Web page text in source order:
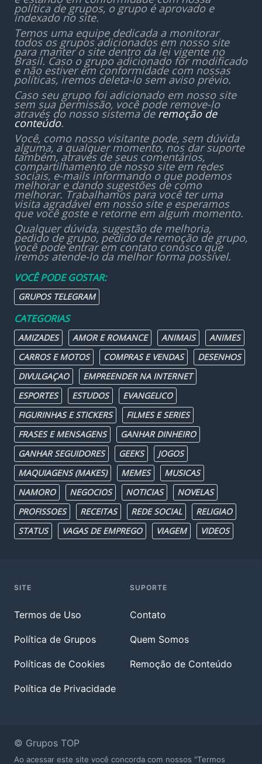
política de grupos, o grupo é aprovado e
indexado no site.
Temos uma equipe dedicada a monitorar
todos os grupos adicionados em nosso site
para manter o site dentro da lei vigente no
Brasil. Caso o grupo adicionado for modificado
e não estiver em conformidade com nossas
políticas, iremos deleta-lo sem aviso prévio.
Caso seu grupo foi adicionado em nosso site
sem sua permissão, você pode remove-lo
através do nosso sistema de remoção de
conteúdo.
Você, como nosso visitante pode, sem dúvida
alguma, a qualquer momento, nos dar suporte
também, através de seus comentários,
compartilhamento de nosso site em redes
sociais, e-mails informando o que podemos
melhorar e dando sugestões de como
melhorar. Trabalhamos para você ter uma
visita agradável em nosso site e esperamos
que você goste e retorne em algum momento.
Qualquer dúvida, sugestão de melhoria,
pedido de grupo, pedido de remoção de grupo,
você pode entrar em contato conosco que
iremos atende-lo da melhor forma possível.
VOCÊ PODE GOSTAR:
GRUPOS TELEGRAM
CATEGORIAS
AMIZADES AMOR E ROMANCE ANIMAIS
ANIMES
CARROS E MOTOS
COMPRAS E VENDAS
DESENHOS
DIVULGAÇAO
EMPREENDER NA INTERNET
ESPORTES
ESTUDOS
EVANGELICO
FIGURINHAS E STICKERS
FILMES E SERIES
FRASES E MENSAGENS
GANHAR DINHEIRO
GANHAR SEGUIDORES
GEEKS
JOGOS
MAQUIAGENS (MAKES)
MEMES
MUSICAS
NAMORO
NEGOCIOS NOTICIAS
NOVELAS
PROFISSOES
RECEITAS REDE SOCIAL
RELIGIAO
STATUS
VAGAS DE EMPREGO VIAGEM VIDEOS
SITE
Termos de Uso
Política de Grupos
Políticas de Cookies
Política de Privacidade
SUPORTE
Contato
Quem Somos
Remoção de Conteúdo
© Grupos TOP
Ao acessar este site você concorda com nossos "Termos